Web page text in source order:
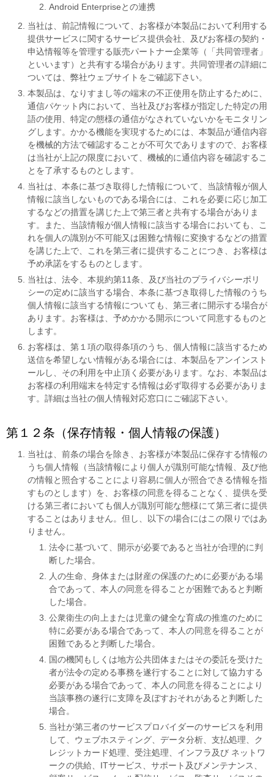
Android Enterpriseとの連携
当社は、前記情報について、お客様が本製品において利用する
提供サービスに関するサービス提供会社、及びお客様の契約・
申込情報等を管理する販売パートナー企業等（「共同管理者」
といいます）と共有する場合があります。共同管理者の詳細に
ついては、弊社ウェブサイトをご確認下さい。
本製品は、なりすまし等の端末の不正使用を防止するために、
通信パケット内において、当社及びお客様が指定した特定の用
語の使用、特定の態様の通信がなされていないかをモニタリン
グします。かかる機能を実現するためには、本製品が通信内容
を機械的方法で確認することが不可欠でありますので、お客様
は当社が上記の限度において、機械的に通信内容を確認するこ
とを了承するものとします。
当社は、本条に基づき取得した情報について、当該情報が個人
情報に該当しないものである場合には、これを必要に応じ加工
するなどの措置を講じた上で第三者と共有する場合がありま
す。また、当該情報が個人情報に該当する場合においても、こ
れを個人の識別が不可能又は困難な情報に変換するなどの措置
を講じた上で、これを第三者に提供することにつき、お客様は
予め承諾をするものとします。
当社は、法令、本規約第11条、及び当社のプライバシーポリ
シーの定めに該当する場合、本条に基づき取得した情報のうち
個人情報に該当する情報についても、第三者に開示する場合が
あります。お客様は、予めかかる開示について同意するものと
します。
お客様は、第１項の取得条項のうち、個人情報に該当するため
送信を希望しない情報がある場合には、本製品をアンインスト
ールし、その利用を中止頂く必要があります。なお、本製品は
お客様の利用端末を特定する情報は必ず取得する必要がありま
す。詳細は当社の個人情報対応窓口にご確認下さい。
第１２条（保存情報・個人情報の保護）
当社は、前条の場合を除き、お客様が本製品に保存する情報の
うち個人情報（当該情報により個人が識別可能な情報、及び他
の情報と照合することにより容易に個人が照合できる情報を指
すものとします）を、お客様の同意を得ることなく、提供を受
ける第三者においても個人が識別可能な態様にて第三者に提供
することはありません。但し、以下の場合にはこの限りではあ
りません。
法令に基づいて、開示が必要であると当社が合理的に判
断した場合。
人の生命、身体または財産の保護のために必要がある場
合であって、本人の同意を得ることが困難であると判断
した場合。
公衆衛生の向上または児童の健全な育成の推進のために
特に必要がある場合であって、本人の同意を得ることが
困難であると判断した場合。
国の機関もしくは地方公共団体またはその委託を受けた
者が法令の定める事務を遂行することに対して協力する
必要がある場合であって、本人の同意を得ることにより
当該事務の遂行に支障を及ぼすおそれがあると判断した
場合。
当社が第三者のサービスプロバイダーのサービスを利用
して、ウェブホスティング、データ分析、支払処理、ク
レジットカード処理、受注処理、インフラ及び ネットワ
ークの供給、ITサービス、サポート及びメンテナンス、